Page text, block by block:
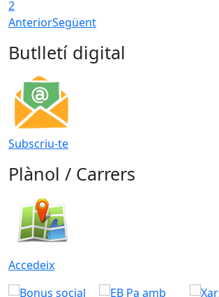
2
AnteriorSegüent
Butlletí digital
Subscriu-te
Plànol / Carrers
Accedeix